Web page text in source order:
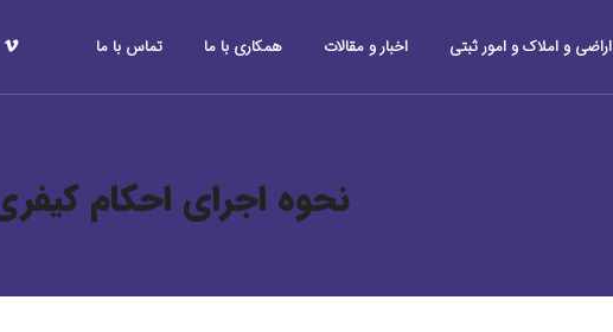
اراضی و املاک و امور ثبتی اخبار و مقالات همکاری با ما تماس با ما
نحوه اجرای احکام